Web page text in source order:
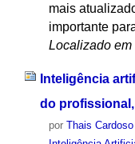
mais
importante
Localizado em
Inteligência
do
por Thais Cardoso